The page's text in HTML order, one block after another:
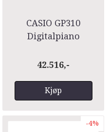
CASIO GP310
Digitalpiano
Hybrid
42.516,-
Kjøp
-4%